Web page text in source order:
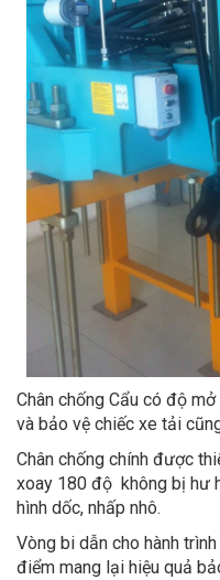
Chân chống Cẩu có độ mở
và bảo vệ chiếc xe tải
Chân chống chính được
xoay 180 độ không bị hư
hình dốc, nhấp nhô.
Vòng bi dẫn cho hành
điểm mang lại hiệu quả